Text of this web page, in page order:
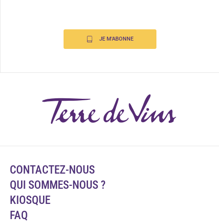
JE M'ABONNE
CONTACTEZ-NOUS
QUI SOMMES-NOUS ?
KIOSQUE
FAQ